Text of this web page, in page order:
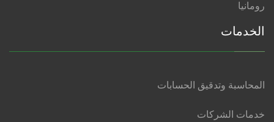
رومانيا
الخدمات
المحاسبة وتدقيق الحسابات
خدمات الشركات